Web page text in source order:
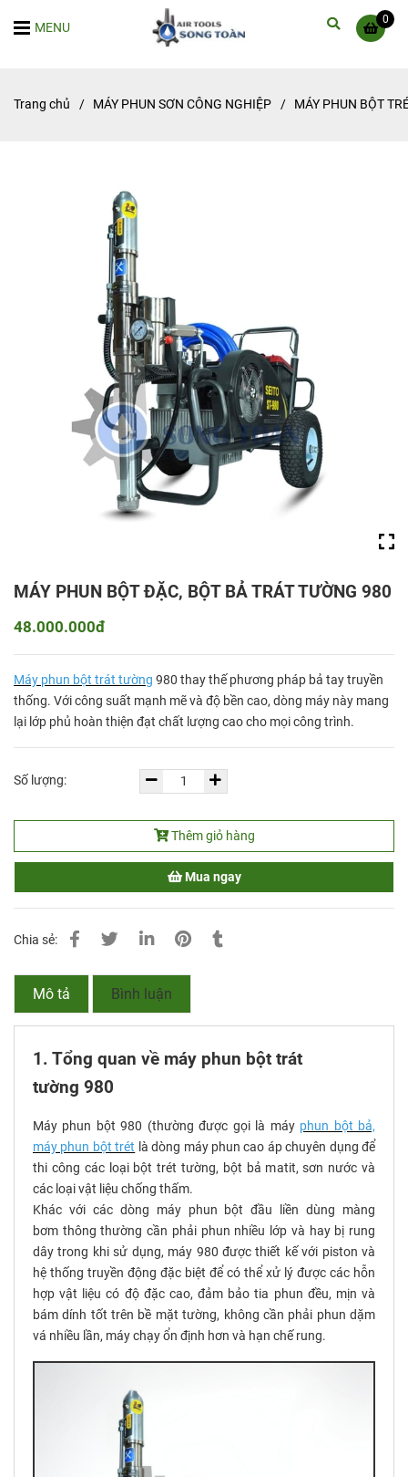
0
MENU
Trang chủ / MÁY PHUN SƠN CÔNG NGHIỆP / MÁY PHUN BỘT
MÁY PHUN BỘT ĐẶC, BỘT BẢ TRÁT TƯỜNG 980
48.000.000đ
Máy phun bột trát tường 980 thay thế phương pháp bả tay truyền
thống. Với công suất mạnh mẽ và độ bền cao, dòng máy này mang
lại lớp phủ hoàn thiện đạt chất lượng cao cho mọi công trình.
Số lượng:
Thêm giỏ hàng
Mua ngay
Chia sẻ:
Mô tả Bình luận
1. Tổng quan về máy phun bột trát
tường 980
Máy phun bột 980 (thường được gọi là máy phun bột bả,
máy phun bột trét là dòng máy phun cao áp chuyên dụng để
thi công các loại bột trét tường, bột bả matit, sơn nước và
các loại vật liệu chống thấm.
Khác với các dòng máy phun bột đầu liền dùng màng
bơm thông thường cần phải phun nhiều lớp và hay bị rung
dây trong khi sử dụng, máy 980 được thiết kế với piston và
hệ thống truyền động đặc biệt để có thể xử lý được các hỗn
hợp vật liệu có độ đặc cao, đảm bảo tia phun đều, mịn và
bám dính tốt trên bề mặt tường, không cần phải phun dặm
vá nhiều lần, máy chạy ổn định hơn và hạn chế rung.